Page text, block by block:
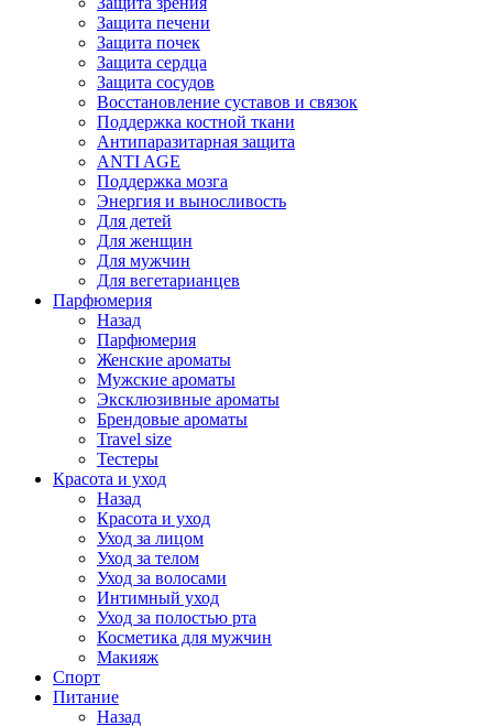
Защита печени
Защита почек
Защита сердца
Защита сосудов
Восстановление суставов и связок
Поддержка костной ткани
Антипаразитарная защита
ANTI AGE
Поддержка мозга
Энергия и выносливость
Для детей
Для женщин
Для мужчин
Для вегетарианцев
Парфюмерия
Назад
Парфюмерия
Женские ароматы
Мужские ароматы
Эксклюзивные ароматы
Брендовые ароматы
Travel size
Тестеры
Красота и уход
Назад
Красота и уход
Уход за лицом
Уход за телом
Уход за волосами
Интимный уход
Уход за полостью рта
Косметика для мужчин
Макияж
Спорт
Питание
Назад